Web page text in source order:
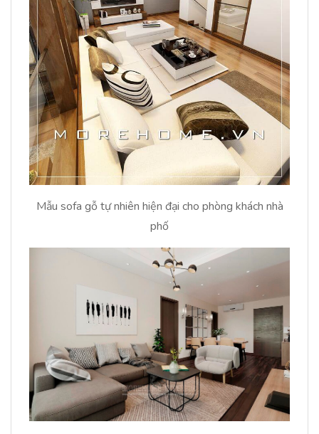
Mẫu sofa gỗ tự nhiên hiện đại cho phòng khách nhà
phố